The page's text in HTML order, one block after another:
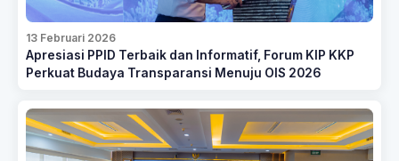
13 Februari 2026
Apresiasi PPID Terbaik dan Informatif, Forum KIP KKP
Perkuat Budaya Transparansi Menuju OIS 2026